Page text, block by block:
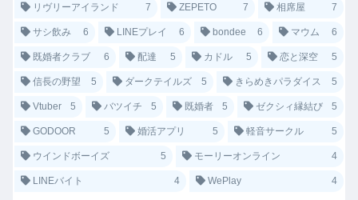
リヴリーアイランド 7 ZEPETO 7 相席屋 7
サシ飲み 6 LINEプレイ 6 bondee 6 マウム 6
既婚者クラブ 6 配達 5 カドル 5 恋と深空 5
信長の野望 5 ダークテイルズ 5 きらめきパラダイス 5
Vtuber 5 バツイチ 5 既婚者 5 ゼクシィ縁結び 5
GODOOR 5 婚活アプリ 5 軽音サークル 5
ウインドボーイズ 5 モーリーオンライン 4
LINEバイト 4 WePlay 4